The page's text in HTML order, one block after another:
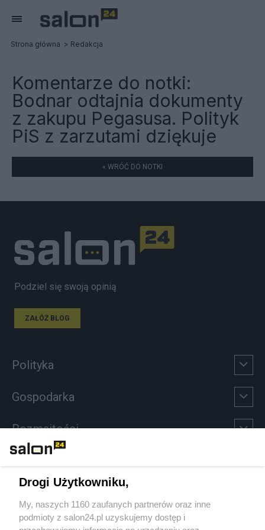
Strona główna Redakcja
Komentarze do notki:
Bodnar odtajnia dokumenty
z zakupu Pegasusa. Polityk
PiS z zarzutami dziękuje
« WRÓĆ DO NOTKI
Podziel się swoją opinią
ZAŁÓŻ BLOG
Polityka
Gospodarka
Rozmaitości
Sport
Społeczeństwo
Drogi Użytkowniku,
My, naszych 1160 zaufanych partnerów oraz inne
podmioty z salon24.pl uzyskujemy dostęp i